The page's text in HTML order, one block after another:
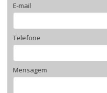
E-mail
Telefone
Mensagem